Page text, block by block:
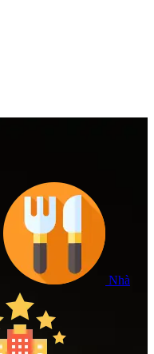
Nhà